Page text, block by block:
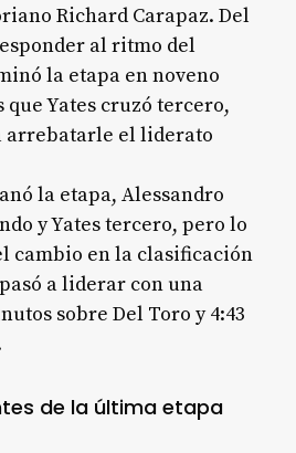
Richard Carapaz. Del
al ritmo del
la etapa en noveno
Yates cruzó tercero,
arrebatarle el liderato
la etapa, Alessandro
y Yates tercero, pero lo
cambio en la clasificación
a liderar con una
sobre Del Toro y 4:43
de la última etapa